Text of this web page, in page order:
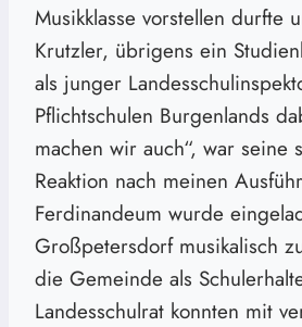
Musikklasse vorstellen durfte
Krutzler, übrigens ein
als junger
Pflichtschulen Burgenlands
machen wir auch“, war seine
Reaktion nach meinen
Ferdinandeum wurde
Großpetersdorf musikalisch
die Gemeinde als
Landesschulrat konnten mit